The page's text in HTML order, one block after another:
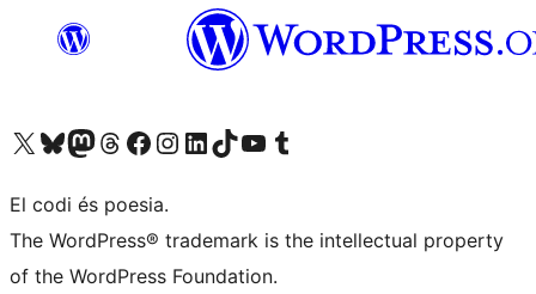
Visiteu el nostre compte X (abans Twitter)
Visiteu el nostre compte de Bluesky
Visiteu el nostre compte al Mastodon
Visiteu el nostre compte de Threads
Visiteu la nostra pàgina al Facebook
Visiteu el nostre compte d'Instagram
Visiteu el nostre compte de LinkedIn
Visiteu el nostre compte de TikTok
Visiteu el nostre canal al YouTube
Visiteu el nostre compte de Tumblr
El codi és poesia.
The WordPress® trademark is the intellectual property
of the WordPress Foundation.